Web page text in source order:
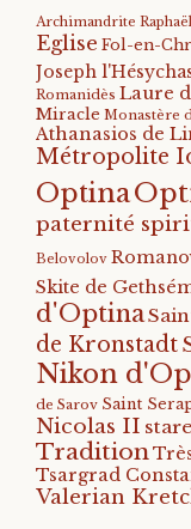
Archimandrite
Eglise Fol-en-
Joseph
Romanidès Laure
Miracle Monastère
Athanasios de
Métropolite
Optina
paternité
Belovolov
Skite de
d'Optina
de Kronstadt
Nikon
de Sarov Saint
Nicolas II
Tradition
Tsargrad
Valerian